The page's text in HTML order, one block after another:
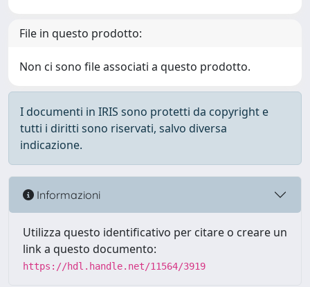
File in questo prodotto:
Non ci sono file associati a questo prodotto.
I documenti in IRIS sono protetti da copyright e
tutti i diritti sono riservati, salvo diversa
indicazione.
Informazioni
Utilizza questo identificativo per citare o creare un
link a questo documento:
https://hdl.handle.net/11564/3919